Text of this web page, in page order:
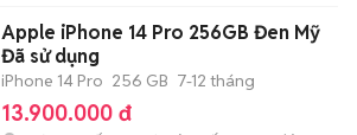
Apple iPhone 14 Pro 256GB Đen Mỹ
Đã sử dụng
iPhone 14 Pro 256 GB 7-12 tháng
13.900.000 đ